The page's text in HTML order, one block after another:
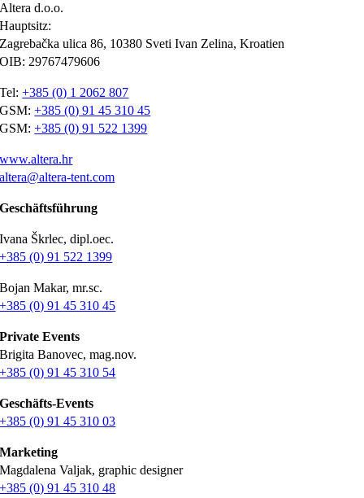
Altera d.o.o.
Hauptsitz:
Zagrebačka ulica 86, 10380 Sveti Ivan Zelina, Kroatien
OIB: 29767479606
Tel:+385 (0) 1 2062 807
GSM:+385 (0) 91 45 310 45
GSM:+385 (0) 91 522 1399
www.altera.hr
altera@altera-tent.com
Geschäftsführung
Ivana Škrlec, dipl.oec.
+385 (0) 91 522 1399
Bojan Makar, mr.sc.
+385 (0) 91 45 310 45
Private Events
Brigita Banovec, mag.nov.
+385 (0) 91 45 310 54
Geschäfts-Events
+385 (0) 91 45 310 03
Marketing
Magdalena Valjak, graphic designer
+385 (0) 91 45 310 48